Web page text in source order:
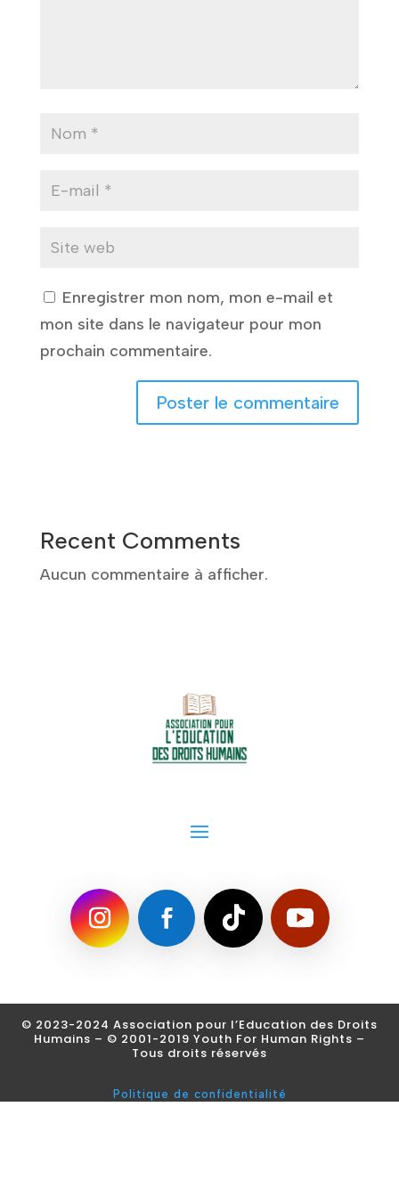
Enregistrer mon nom, mon e-mail et
mon site dans le navigateur pour mon
prochain commentaire.
r
n
Recent Comments
Aucun commentaire à afficher.
© 2023-2024 Association pour l’Education des Droits
Humains – © 2001-2019 Youth For Human Rights –
Tous droits réservés
Politique de confidentialité